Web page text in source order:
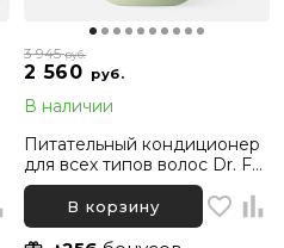
2 560 руб.
3 945руб.
В наличии
Питательный кондиционер
для всех типов волос Dr. For
Hair Phyto Therapy
Treatment, 500 мл
В корзину